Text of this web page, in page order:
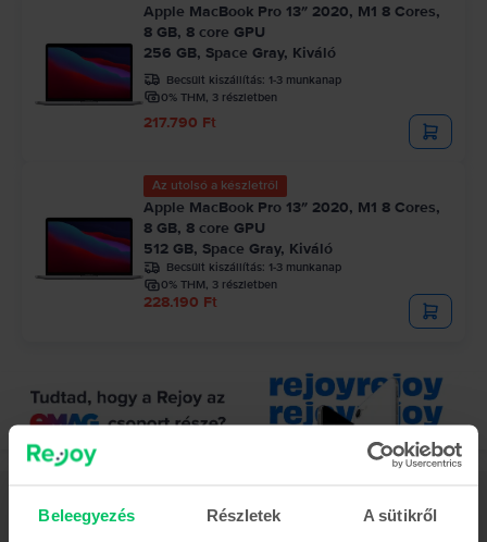
Beleegyezés Részletek A sütikről
Apple MacBook Pro 13″ 2020, M1 8 Cores,
8 GB, 8 core GPU
256 GB, Space Gray, Kiváló
Becsült kiszállítás: 1-3 munkanap
0% THM, 3 részletben
217.790 Ft
Az utolsó a készletről
Apple MacBook Pro 13″ 2020, M1 8 Cores,
8 GB, 8 core GPU
512 GB, Space Gray, Kiváló
Becsült kiszállítás: 1-3 munkanap
0% THM, 3 részletben
228.190 Ft
Laptop Apple MacBook Pro 16″ 2021, M1 Pro 10 Cores, 16 GB, 16 core